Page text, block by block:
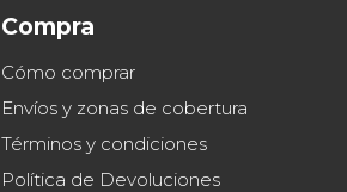
Compra
Cómo comprar
Envíos y zonas de cobertura
Términos y condiciones
Política de Devoluciones